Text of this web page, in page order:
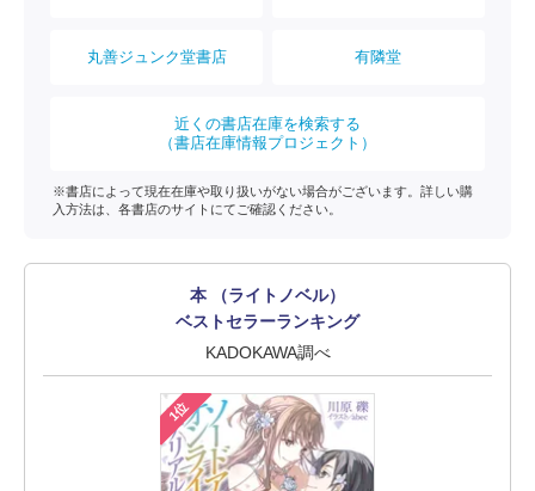
丸善ジュンク堂書店 有隣堂
近くの書店在庫を検索する
（書店在庫情報プロジェクト）
※書店によって現在在庫や取り扱いがない場合がございます。詳しい購
入方法は、各書店のサイトにてご確認ください。
本 （ライトノベル）
ベストセラーランキング
KADOKAWA調べ
1位